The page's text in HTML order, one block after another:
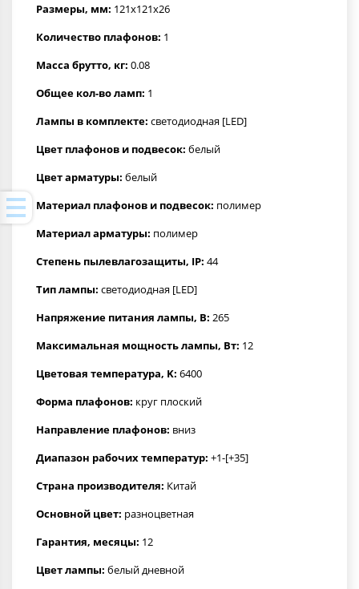
Размеры, мм: 121x121x26
Количество плафонов: 1
Масса брутто, кг: 0.08
Общее кол-во ламп: 1
Лампы в комплекте: светодиодная [LED]
Цвет плафонов и подвесок: белый
Цвет арматуры: белый
Материал плафонов и подвесок: полимер
Материал арматуры: полимер
Степень пылевлагозащиты, IP: 44
Тип лампы: светодиодная [LED]
Напряжение питания лампы, В: 265
Максимальная мощность лампы, Вт: 12
Цветовая температура, K: 6400
Форма плафонов: круг плоский
Направление плафонов: вниз
Диапазон рабочих температур: +1-[+35]
Страна производителя: Китай
Основной цвет: разноцветная
Гарантия, месяцы: 12
Цвет лампы: белый дневной